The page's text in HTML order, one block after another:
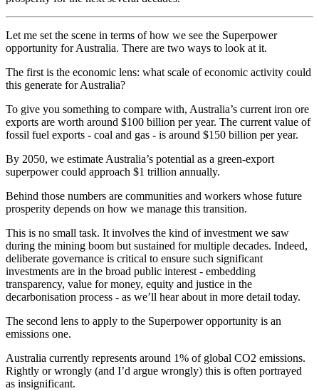
Let me set the scene in terms of how we see the Superpower
opportunity for Australia. There are two ways to look at it.​​​​‌ ‍ ​‍​‍‌‍ ‌ ​‍‌‍‍‌‌‍‌ ‌‍‍‌‌‍ ‍​‍​‍​ ‍‍​‍​‍‌ ​ ‌‍​‌‌‍ ‍‌‍‍‌‌ ‌​‌ ‍‌​‍ ‍‌‍‍‌‌‍ ​‍​‍​‍ ​​‍​‍‌‍‍​‌ ​‍‌‍‌‌‌‍‌‍​‍​‍​ ‍‍​‍​‍‌‍‍​‌ ‌​‌ ‌​‌ ​​​ ‍‍​‍ ​‍ ‌‍ ​‌‍ ‌‍​ ‌‍​‌‌‍ ​‌‍‍​‌‍ ‌ ​ ‌ ‌​​ ‍‍​ ​ ​ ​ ​ ​ ​ ​ ​‍ ‌‍‍‌‌‍ ‍‌ ‌​‌‍‌‌‌‍ ‍‌ ‌​​‍ ‌‍‌‌‌‍‌​‌‍‍‌‌ ‌​​‍ ‌‍ ‌‌‍ ‌‍‌​‌‍‌‌​ ‌‌ ​​‌ ​‍‌‍‌‌‌ ​ ‌‍‌‌‌‍ ‍‌ ‌​‌‍​‌‌ ‌​‌‍‍‌‌‍ ‌‍ ‍​ ‍ ‌‍‍‌‌‍‌​​ ‌‌‍‌‌​ ‌‌‌‍‌‍‌‍‌​‌‍​‍‌‍​‌​ ‌‌​ ‍‌​‍ ‌​ ​‍‌‍​‍​ ​​​ ​​​‍ ‌​ ‌​‌‍‌‍​ ‌‍‌‍‌​​‍ ‌‌‍​‌‌‍​‍‌‍​ ​ ​‍​‍ ‌​ ​‍‌‍‌​​ ​‌‌‍​‌​ ​‍​ ​‌​ ​​​ ‌ ​ ‌‍‌‍‌‍‌‍​‌​ ​‍​ ‍ ‌ ‌​‌ ‍‌‌ ​​‌‍‌‌​ ‌‌‍ ‍‌‍‌‌‌ ‌ ‌ ​ ​ ‍ ‌ ​​‌‍​‌‌ ‌​‌‍‍​​ ‌‌‍​ ‌‍ ‌‍ ‍‌ ‌​‌‍‌‌‌‍ ‍‌ ‌​​‍‌‌​ ‌‌‌​​‍‌‌ ‌‍‍ ‌‍‌‌‌ ‍‌​‍‌‌​ ​ ‌​‌​​‍‌‌​ ​ ‌​‌​​‍‌‌​ ​‍​ ​‍​ ​‍​ ‍‌​ ‍‌​ ‌‍​ ‌​‌‍​ ​ ‌​​ ‌‌​ ‍‌​ ‌‌​ ​‍​ ‌‍​‍‌‌​ ​‍​ ​‍​‍‌‌​ ‌‌‌​‌​​‍ ‍‌‍​ ‌‍‍​‌‍‍‌‌‍ ​‌‍‌​‌ ​‍‌‍‌‌‌‍ ‍​‍‌‌​ ‌‌‌​​‍‌‌ ‌‍‍ ‌‍‌‌‌ ‍‌​‍‌‌​ ​ ‌​‌​​‍‌‌​ ​ ‌​‌​​‍‌‌​ ​‍​ ​‍‌‍​‌​ ‍‌​ ‍​​ ‌‌​ ‍​​ ‌‌‌‍‌‍​ ‌ ‌‍‌‌‌‍‌​​ ‌‍​ ‌​​‍‌‌​ ​‍​ ​‍​‍‌‌​ ‌‌‌​‌​​‍ ‍‌ ‌​‌‍‌‌‌ ‍​‌ ‌​​ ‌‍​‍‌‍​‌‌ ​ ‌‍‌‌‌‌‌‌‌ ​‍‌‍ ​​ ‌‌‍‍​‌ ‌​‌ ‌​‌ ​​​‍‌‌​ ​ ‌​​‌​‍‌‌​ ​‍‌​‌‍​‍‌‌​ ​‍‌​‌‍‌‍ ​‌‍ ‌‍​ ‌‍​‌‌‍ ​‌‍‍​‌‍ ‌ ​ ‌ ‌​​‍‌‌​ ​ ‌​​‌​ ​ ​ ​ ​ ​ ​ ​ ​‍‌‍‌‍‍‌‌‍‌​​ ‌‌‍‌‌​ ‌‌‌‍‌‍‌‍‌​‌‍​‍‌‍​‌​ ‌‌​ ‍‌​‍ ‌​ ​‍‌‍​‍​ ​​​ ​​​‍ ‌​ ‌​‌‍‌‍​ ‌‍‌‍‌​​‍ ‌‌‍​‌‌‍​‍‌‍​ ​ ​‍​‍ ‌​ ​‍‌‍‌​​ ​‌‌‍​‌​ ​‍​ ​‌​ ​​​ ‌ ​ ‌‍‌‍‌‍‌‍​‌​ ​‍​‍‌‍‌ ‌​‌ ‍‌‌ ​​‌‍‌‌​ ‌‌‍ ‍‌‍‌‌‌ ‌ ‌ ​ ​‍‌‍‌ ​​‌‍​‌‌ ‌​‌‍‍​​ ‌‌‍​ ‌‍ ‌‍ ‍‌ ‌​‌‍‌‌‌‍ ‍‌ ‌​​‍‌‌​ ‌‌‌​​‍‌‌ ‌‍‍ ‌‍‌‌‌ ‍‌​‍‌‌​ ​ ‌​‌​​‍‌‌​ ​ ‌​‌​​‍‌‌​ ​‍​ ​‍​ ​‍​ ‍‌​ ‍‌​ ‌‍​ ‌​‌‍​ ​ ‌​​ ‌‌​ ‍‌​ ‌‌​ ​‍​ ‌‍​‍‌‌​ ​‍​ ​‍​‍‌‌​ ‌‌‌​‌​​‍ ‍‌‍​ ‌‍‍​‌‍‍‌‌‍ ​‌‍‌​‌ ​‍‌‍‌‌‌‍ ‍​‍‌‌​ ‌‌‌​​‍‌‌ ‌‍‍ ‌‍‌‌‌ ‍‌​‍‌‌​ ​ ‌​‌​​‍‌‌​ ​ ‌​‌​​‍‌‌​ ​‍​ ​‍‌‍​‌​ ‍‌​ ‍​​ ‌‌​ ‍​​ ‌‌‌‍‌‍​ ‌ ‌‍‌‌‌‍‌​​ ‌‍​ ‌​​‍‌‌​ ​‍​ ​‍​‍‌‌​ ‌‌‌​‌​​‍ ‍‌ ‌​‌‍‌‌‌ ‍​‌ ‌​​‍‌‍‌ ​​‌‍‌‌‌ ​‍‌ ​ ‌ ​​‌‍‌‌‌‍​ ‌ ‌​‌‍‍‌‌ ‌‍‌‍‌‌​ ‌‌ ​​‌ ‌‌‌‍​‍‌‍ ​‌‍‍‌‌ ​ ‌‍‍​‌‍‌‌‌‍‌​​‍​‍‌ ‌
The first is the economic lens: what scale of economic activity could
this generate for Australia?​​​​‌ ‍ ​‍​‍‌‍ ‌ ​‍‌‍‍‌‌‍‌ ‌‍‍‌‌‍ ‍​‍​‍​ ‍‍​‍​‍‌ ​ ‌‍​‌‌‍ ‍‌‍‍‌‌ ‌​‌ ‍‌​‍ ‍‌‍‍‌‌‍ ​‍​‍​‍ ​​‍​‍‌‍‍​‌ ​‍‌‍‌‌‌‍‌‍​‍​‍​ ‍‍​‍​‍‌‍‍​‌ ‌​‌ ‌​‌ ​​​ ‍‍​‍ ​‍ ‌‍ ​‌‍ ‌‍​ ‌‍​‌‌‍ ​‌‍‍​‌‍ ‌ ​ ‌ ‌​​ ‍‍​ ​ ​ ​ ​ ​ ​ ​ ​‍ ‌‍‍‌‌‍ ‍‌ ‌​‌‍‌‌‌‍ ‍‌ ‌​​‍ ‌‍‌‌‌‍‌​‌‍‍‌‌ ‌​​‍ ‌‍ ‌‌‍ ‌‍‌​‌‍‌‌​ ‌‌ ​​‌ ​‍‌‍‌‌‌ ​ ‌‍‌‌‌‍ ‍‌ ‌​‌‍​‌‌ ‌​‌‍‍‌‌‍ ‌‍ ‍​ ‍ ‌‍‍‌‌‍‌​​ ‌‌‍‌‌​ ‌‌‌‍‌‍‌‍‌​‌‍​‍‌‍​‌​ ‌‌​ ‍‌​‍ ‌​ ​‍‌‍​‍​ ​​​ ​​​‍ ‌​ ‌​‌‍‌‍​ ‌‍‌‍‌​​‍ ‌‌‍​‌‌‍​‍‌‍​ ​ ​‍​‍ ‌​ ​‍‌‍‌​​ ​‌‌‍​‌​ ​‍​ ​‌​ ​​​ ‌ ​ ‌‍‌‍‌‍‌‍​‌​ ​‍​ ‍ ‌ ‌​‌ ‍‌‌ ​​‌‍‌‌​ ‌‌‍ ‍‌‍‌‌‌ ‌ ‌ ​ ​ ‍ ‌ ​​‌‍​‌‌ ‌​‌‍‍​​ ‌‌‍​ ‌‍ ‌‍ ‍‌ ‌​‌‍‌‌‌‍ ‍‌ ‌​​‍‌‌​ ‌‌‌​​‍‌‌ ‌‍‍ ‌‍‌‌‌ ‍‌​‍‌‌​ ​ ‌​‌​​‍‌‌​ ​ ‌​‌​​‍‌‌​ ​‍​ ​‍​ ​‍​ ​​​ ‌​​ ​​‌‍​‍‌‍​ ​ ​ ​ ‌‌​ ‌‌‌‍​‍‌‍​‍‌‍‌‌​‍‌‌​ ​‍​ ​‍​‍‌‌​ ‌‌‌​‌​​‍ ‍‌‍​ ‌‍‍​‌‍‍‌‌‍ ​‌‍‌​‌ ​‍‌‍‌‌‌‍ ‍​‍‌‌​ ‌‌‌​​‍‌‌ ‌‍‍ ‌‍‌‌‌ ‍‌​‍‌‌​ ​ ‌​‌​​‍‌‌​ ​ ‌​‌​​‍‌‌​ ​‍​ ​‍‌‍​ ​ ​ ‌‍​ ​ ‌‍​ ‌‌‌‍​ ​ ‍‌‌‍​‌​ ‌‌​ ‌ ​ ​ ‌‍​‌​‍‌‌​ ​‍​ ​‍​‍‌‌​ ‌‌‌​‌​​‍ ‍‌ ‌​‌‍‌‌‌ ‍​‌ ‌​​ ‌‍​‍‌‍​‌‌ ​ ‌‍‌‌‌‌‌‌‌ ​‍‌‍ ​​ ‌‌‍‍​‌ ‌​‌ ‌​‌ ​​​‍‌‌​ ​ ‌​​‌​‍‌‌​ ​‍‌​‌‍​‍‌‌​ ​‍‌​‌‍‌‍ ​‌‍ ‌‍​ ‌‍​‌‌‍ ​‌‍‍​‌‍ ‌ ​ ‌ ‌​​‍‌‌​ ​ ‌​​‌​ ​ ​ ​ ​ ​ ​ ​ ​‍‌‍‌‍‍‌‌‍‌​​ ‌‌‍‌‌​ ‌‌‌‍‌‍‌‍‌​‌‍​‍‌‍​‌​ ‌‌​ ‍‌​‍ ‌​ ​‍‌‍​‍​ ​​​ ​​​‍ ‌​ ‌​‌‍‌‍​ ‌‍‌‍‌​​‍ ‌‌‍​‌‌‍​‍‌‍​ ​ ​‍​‍ ‌​ ​‍‌‍‌​​ ​‌‌‍​‌​ ​‍​ ​‌​ ​​​ ‌ ​ ‌‍‌‍‌‍‌‍​‌​ ​‍​‍‌‍‌ ‌​‌ ‍‌‌ ​​‌‍‌‌​ ‌‌‍ ‍‌‍‌‌‌ ‌ ‌ ​ ​‍‌‍‌ ​​‌‍​‌‌ ‌​‌‍‍​​ ‌‌‍​ ‌‍ ‌‍ ‍‌ ‌​‌‍‌‌‌‍ ‍‌ ‌​​‍‌‌​ ‌‌‌​​‍‌‌ ‌‍‍ ‌‍‌‌‌ ‍‌​‍‌‌​ ​ ‌​‌​​‍‌‌​ ​ ‌​‌​​‍‌‌​ ​‍​ ​‍​ ​‍​ ​​​ ‌​​ ​​‌‍​‍‌‍​ ​ ​ ​ ‌‌​ ‌‌‌‍​‍‌‍​‍‌‍‌‌​‍‌‌​ ​‍​ ​‍​‍‌‌​ ‌‌‌​‌​​‍ ‍‌‍​ ‌‍‍​‌‍‍‌‌‍ ​‌‍‌​‌ ​‍‌‍‌‌‌‍ ‍​‍‌‌​ ‌‌‌​​‍‌‌ ‌‍‍ ‌‍‌‌‌ ‍‌​‍‌‌​ ​ ‌​‌​​‍‌‌​ ​ ‌​‌​​‍‌‌​ ​‍​ ​‍‌‍​ ​ ​ ‌‍​ ​ ‌‍​ ‌‌‌‍​ ​ ‍‌‌‍​‌​ ‌‌​ ‌ ​ ​ ‌‍​‌​‍‌‌​ ​‍​ ​‍​‍‌‌​ ‌‌‌​‌​​‍ ‍‌ ‌​‌‍‌‌‌ ‍​‌ ‌​​‍‌‍‌ ​​‌‍‌‌‌ ​‍‌ ​ ‌ ​​‌‍‌‌‌‍​ ‌ ‌​‌‍‍‌‌ ‌‍‌‍‌‌​ ‌‌ ​​‌ ‌‌‌‍​‍‌‍ ​‌‍‍‌‌ ​ ‌‍‍​‌‍‌‌‌‍‌​​‍​‍‌ ‌
To give you something to compare with, Australia’s current iron ore
exports are worth around $100 billion per year. The current value of
fossil fuel exports - coal and gas - is around $150 billion per year.​​​​‌ ‍ ​‍​‍‌‍ ‌ ​‍‌‍‍‌‌‍‌ ‌‍‍‌‌‍ ‍​‍​‍​ ‍‍​‍​‍‌ ​ ‌‍​‌‌‍ ‍‌‍‍‌‌ ‌​‌ ‍‌​‍ ‍‌‍‍‌‌‍ ​‍​‍​‍ ​​‍​‍‌‍‍​‌ ​‍‌‍‌‌‌‍‌‍​‍​‍​ ‍‍​‍​‍‌‍‍​‌ ‌​‌ ‌​‌ ​​​ ‍‍​‍ ​‍ ‌‍ ​‌‍ ‌‍​ ‌‍​‌‌‍ ​‌‍‍​‌‍ ‌ ​ ‌ ‌​​ ‍‍​ ​ ​ ​ ​ ​ ​ ​ ​‍ ‌‍‍‌‌‍ ‍‌ ‌​‌‍‌‌‌‍ ‍‌ ‌​​‍ ‌‍‌‌‌‍‌​‌‍‍‌‌ ‌​​‍ ‌‍ ‌‌‍ ‌‍‌​‌‍‌‌​ ‌‌ ​​‌ ​‍‌‍‌‌‌ ​ ‌‍‌‌‌‍ ‍‌ ‌​‌‍​‌‌ ‌​‌‍‍‌‌‍ ‌‍ ‍​ ‍ ‌‍‍‌‌‍‌​​ ‌‌‍‌‌​ ‌‌‌‍‌‍‌‍‌​‌‍​‍‌‍​‌​ ‌‌​ ‍‌​‍ ‌​ ​‍‌‍​‍​ ​​​ ​​​‍ ‌​ ‌​‌‍‌‍​ ‌‍‌‍‌​​‍ ‌‌‍​‌‌‍​‍‌‍​ ​ ​‍​‍ ‌​ ​‍‌‍‌​​ ​‌‌‍​‌​ ​‍​ ​‌​ ​​​ ‌ ​ ‌‍‌‍‌‍‌‍​‌​ ​‍​ ‍ ‌ ‌​‌ ‍‌‌ ​​‌‍‌‌​ ‌‌‍ ‍‌‍‌‌‌ ‌ ‌ ​ ​ ‍ ‌ ​​‌‍​‌‌ ‌​‌‍‍​​ ‌‌‍​ ‌‍ ‌‍ ‍‌ ‌​‌‍‌‌‌‍ ‍‌ ‌​​‍‌‌​ ‌‌‌​​‍‌‌ ‌‍‍ ‌‍‌‌‌ ‍‌​‍‌‌​ ​ ‌​‌​​‍‌‌​ ​ ‌​‌​​‍‌‌​ ​‍​ ​‍​ ​​​ ‍‌‌‍‌‍​ ​‌‌‍‌‍​ ‌ ​ ​ ​ ‌ ​ ​​‌‍‌​​ ‌‌​ ​​​‍‌‌​ ​‍​ ​‍​‍‌‌​ ‌‌‌​‌​​‍ ‍‌‍​ ‌‍‍​‌‍‍‌‌‍ ​‌‍‌​‌ ​‍‌‍‌‌‌‍ ‍​‍‌‌​ ‌‌‌​​‍‌‌ ‌‍‍ ‌‍‌‌‌ ‍‌​‍‌‌​ ​ ‌​‌​​‍‌‌​ ​ ‌​‌​​‍‌‌​ ​‍​ ​‍‌‍‌​​ ‌​​ ‍‌​ ​​‌‍‌‍‌‍​ ​ ‌ ‌‍​ ‌‍‌​‌‍‌‍‌‍‌‌‌‍‌‍​‍‌‌​ ​‍​ ​‍​‍‌‌​ ‌‌‌​‌​​‍ ‍‌ ‌​‌‍‌‌‌ ‍​‌ ‌​​ ‌‍​‍‌‍​‌‌ ​ ‌‍‌‌‌‌‌‌‌ ​‍‌‍ ​​ ‌‌‍‍​‌ ‌​‌ ‌​‌ ​​​‍‌‌​ ​ ‌​​‌​‍‌‌​ ​‍‌​‌‍​‍‌‌​ ​‍‌​‌‍‌‍ ​‌‍ ‌‍​ ‌‍​‌‌‍ ​‌‍‍​‌‍ ‌ ​ ‌ ‌​​‍‌‌​ ​ ‌​​‌​ ​ ​ ​ ​ ​ ​ ​ ​‍‌‍‌‍‍‌‌‍‌​​ ‌‌‍‌‌​ ‌‌‌‍‌‍‌‍‌​‌‍​‍‌‍​‌​ ‌‌​ ‍‌​‍ ‌​ ​‍‌‍​‍​ ​​​ ​​​‍ ‌​ ‌​‌‍‌‍​ ‌‍‌‍‌​​‍ ‌‌‍​‌‌‍​‍‌‍​ ​ ​‍​‍ ‌​ ​‍‌‍‌​​ ​‌‌‍​‌​ ​‍​ ​‌​ ​​​ ‌ ​ ‌‍‌‍‌‍‌‍​‌​ ​‍​‍‌‍‌ ‌​‌ ‍‌‌ ​​‌‍‌‌​ ‌‌‍ ‍‌‍‌‌‌ ‌ ‌ ​ ​‍‌‍‌ ​​‌‍​‌‌ ‌​‌‍‍​​ ‌‌‍​ ‌‍ ‌‍ ‍‌ ‌​‌‍‌‌‌‍ ‍‌ ‌​​‍‌‌​ ‌‌‌​​‍‌‌ ‌‍‍ ‌‍‌‌‌ ‍‌​‍‌‌​ ​ ‌​‌​​‍‌‌​ ​ ‌​‌​​‍‌‌​ ​‍​ ​‍​ ​​​ ‍‌‌‍‌‍​ ​‌‌‍‌‍​ ‌ ​ ​ ​ ‌ ​ ​​‌‍‌​​ ‌‌​ ​​​‍‌‌​ ​‍​ ​‍​‍‌‌​ ‌‌‌​‌​​‍ ‍‌‍​ ‌‍‍​‌‍‍‌‌‍ ​‌‍‌​‌ ​‍‌‍‌‌‌‍ ‍​‍‌‌​ ‌‌‌​​‍‌‌ ‌‍‍ ‌‍‌‌‌ ‍‌​‍‌‌​ ​ ‌​‌​​‍‌‌​ ​ ‌​‌​​‍‌‌​ ​‍​ ​‍‌‍‌​​ ‌​​ ‍‌​ ​​‌‍‌‍‌‍​ ​ ‌ ‌‍​ ‌‍‌​‌‍‌‍‌‍‌‌‌‍‌‍​‍‌‌​ ​‍​ ​‍​‍‌‌​ ‌‌‌​‌​​‍ ‍‌ ‌​‌‍‌‌‌ ‍​‌ ‌​​‍‌‍‌ ​​‌‍‌‌‌ ​‍‌ ​ ‌ ​​‌‍‌‌‌‍​ ‌ ‌​‌‍‍‌‌ ‌‍‌‍‌‌​ ‌‌ ​​‌ ‌‌‌‍​‍‌‍ ​‌‍‍‌‌ ​ ‌‍‍​‌‍‌‌‌‍‌​​‍​‍‌ ‌
By 2050, we estimate Australia’s potential as a green-export
superpower could approach $1 trillion annually.​​​​‌ ‍ ​‍​‍‌‍ ‌ ​‍‌‍‍‌‌‍‌ ‌‍‍‌‌‍ ‍​‍​‍​ ‍‍​‍​‍‌ ​ ‌‍​‌‌‍ ‍‌‍‍‌‌ ‌​‌ ‍‌​‍ ‍‌‍‍‌‌‍ ​‍​‍​‍ ​​‍​‍‌‍‍​‌ ​‍‌‍‌‌‌‍‌‍​‍​‍​ ‍‍​‍​‍‌‍‍​‌ ‌​‌ ‌​‌ ​​​ ‍‍​‍ ​‍ ‌‍ ​‌‍ ‌‍​ ‌‍​‌‌‍ ​‌‍‍​‌‍ ‌ ​ ‌ ‌​​ ‍‍​ ​ ​ ​ ​ ​ ​ ​ ​‍ ‌‍‍‌‌‍ ‍‌ ‌​‌‍‌‌‌‍ ‍‌ ‌​​‍ ‌‍‌‌‌‍‌​‌‍‍‌‌ ‌​​‍ ‌‍ ‌‌‍ ‌‍‌​‌‍‌‌​ ‌‌ ​​‌ ​‍‌‍‌‌‌ ​ ‌‍‌‌‌‍ ‍‌ ‌​‌‍​‌‌ ‌​‌‍‍‌‌‍ ‌‍ ‍​ ‍ ‌‍‍‌‌‍‌​​ ‌‌‍‌‌​ ‌‌‌‍‌‍‌‍‌​‌‍​‍‌‍​‌​ ‌‌​ ‍‌​‍ ‌​ ​‍‌‍​‍​ ​​​ ​​​‍ ‌​ ‌​‌‍‌‍​ ‌‍‌‍‌​​‍ ‌‌‍​‌‌‍​‍‌‍​ ​ ​‍​‍ ‌​ ​‍‌‍‌​​ ​‌‌‍​‌​ ​‍​ ​‌​ ​​​ ‌ ​ ‌‍‌‍‌‍‌‍​‌​ ​‍​ ‍ ‌ ‌​‌ ‍‌‌ ​​‌‍‌‌​ ‌‌‍ ‍‌‍‌‌‌ ‌ ‌ ​ ​ ‍ ‌ ​​‌‍​‌‌ ‌​‌‍‍​​ ‌‌‍​ ‌‍ ‌‍ ‍‌ ‌​‌‍‌‌‌‍ ‍‌ ‌​​‍‌‌​ ‌‌‌​​‍‌‌ ‌‍‍ ‌‍‌‌‌ ‍‌​‍‌‌​ ​ ‌​‌​​‍‌‌​ ​ ‌​‌​​‍‌‌​ ​‍​ ​‍‌‍‌‌​ ‍‌‌‍​‍‌‍​‌​ ‌ ​ ‍​‌‍​‌​ ‍​​ ‌‌‌‍‌‌‌‍‌‌​ ‌ ​‍‌‌​ ​‍​ ​‍​‍‌‌​ ‌‌‌​‌​​‍ ‍‌‍​ ‌‍‍​‌‍‍‌‌‍ ​‌‍‌​‌ ​‍‌‍‌‌‌‍ ‍​‍‌‌​ ‌‌‌​​‍‌‌ ‌‍‍ ‌‍‌‌‌ ‍‌​‍‌‌​ ​ ‌​‌​​‍‌‌​ ​ ‌​‌​​‍‌‌​ ​‍​ ​‍​ ​‌​ ‌​​ ​​​ ‌​​ ‌ ​ ​​​ ‌​​ ‌‍‌‍​‌​ ‍‌‌‍‌​​ ​‍​‍‌‌​ ​‍​ ​‍​‍‌‌​ ‌‌‌​‌​​‍ ‍‌ ‌​‌‍‌‌‌ ‍​‌ ‌​​ ‌‍​‍‌‍​‌‌ ​ ‌‍‌‌‌‌‌‌‌ ​‍‌‍ ​​ ‌‌‍‍​‌ ‌​‌ ‌​‌ ​​​‍‌‌​ ​ ‌​​‌​‍‌‌​ ​‍‌​‌‍​‍‌‌​ ​‍‌​‌‍‌‍ ​‌‍ ‌‍​ ‌‍​‌‌‍ ​‌‍‍​‌‍ ‌ ​ ‌ ‌​​‍‌‌​ ​ ‌​​‌​ ​ ​ ​ ​ ​ ​ ​ ​‍‌‍‌‍‍‌‌‍‌​​ ‌‌‍‌‌​ ‌‌‌‍‌‍‌‍‌​‌‍​‍‌‍​‌​ ‌‌​ ‍‌​‍ ‌​ ​‍‌‍​‍​ ​​​ ​​​‍ ‌​ ‌​‌‍‌‍​ ‌‍‌‍‌​​‍ ‌‌‍​‌‌‍​‍‌‍​ ​ ​‍​‍ ‌​ ​‍‌‍‌​​ ​‌‌‍​‌​ ​‍​ ​‌​ ​​​ ‌ ​ ‌‍‌‍‌‍‌‍​‌​ ​‍​‍‌‍‌ ‌​‌ ‍‌‌ ​​‌‍‌‌​ ‌‌‍ ‍‌‍‌‌‌ ‌ ‌ ​ ​‍‌‍‌ ​​‌‍​‌‌ ‌​‌‍‍​​ ‌‌‍​ ‌‍ ‌‍ ‍‌ ‌​‌‍‌‌‌‍ ‍‌ ‌​​‍‌‌​ ‌‌‌​​‍‌‌ ‌‍‍ ‌‍‌‌‌ ‍‌​‍‌‌​ ​ ‌​‌​​‍‌‌​ ​ ‌​‌​​‍‌‌​ ​‍​ ​‍‌‍‌‌​ ‍‌‌‍​‍‌‍​‌​ ‌ ​ ‍​‌‍​‌​ ‍​​ ‌‌‌‍‌‌‌‍‌‌​ ‌ ​‍‌‌​ ​‍​ ​‍​‍‌‌​ ‌‌‌​‌​​‍ ‍‌‍​ ‌‍‍​‌‍‍‌‌‍ ​‌‍‌​‌ ​‍‌‍‌‌‌‍ ‍​‍‌‌​ ‌‌‌​​‍‌‌ ‌‍‍ ‌‍‌‌‌ ‍‌​‍‌‌​ ​ ‌​‌​​‍‌‌​ ​ ‌​‌​​‍‌‌​ ​‍​ ​‍​ ​‌​ ‌​​ ​​​ ‌​​ ‌ ​ ​​​ ‌​​ ‌‍‌‍​‌​ ‍‌‌‍‌​​ ​‍​‍‌‌​ ​‍​ ​‍​‍‌‌​ ‌‌‌​‌​​‍ ‍‌ ‌​‌‍‌‌‌ ‍​‌ ‌​​‍‌‍‌ ​​‌‍‌‌‌ ​‍‌ ​ ‌ ​​‌‍‌‌‌‍​ ‌ ‌​‌‍‍‌‌ ‌‍‌‍‌‌​ ‌‌ ​​‌ ‌‌‌‍​‍‌‍ ​‌‍‍‌‌ ​ ‌‍‍​‌‍‌‌‌‍‌​​‍​‍‌ ‌
Behind those numbers are communities and workers whose future
prosperity depends on how we manage this transition.​​​​‌ ‍ ​‍​‍‌‍ ‌ ​‍‌‍‍‌‌‍‌ ‌‍‍‌‌‍ ‍​‍​‍​ ‍‍​‍​‍‌ ​ ‌‍​‌‌‍ ‍‌‍‍‌‌ ‌​‌ ‍‌​‍ ‍‌‍‍‌‌‍ ​‍​‍​‍ ​​‍​‍‌‍‍​‌ ​‍‌‍‌‌‌‍‌‍​‍​‍​ ‍‍​‍​‍‌‍‍​‌ ‌​‌ ‌​‌ ​​​ ‍‍​‍ ​‍ ‌‍ ​‌‍ ‌‍​ ‌‍​‌‌‍ ​‌‍‍​‌‍ ‌ ​ ‌ ‌​​ ‍‍​ ​ ​ ​ ​ ​ ​ ​ ​‍ ‌‍‍‌‌‍ ‍‌ ‌​‌‍‌‌‌‍ ‍‌ ‌​​‍ ‌‍‌‌‌‍‌​‌‍‍‌‌ ‌​​‍ ‌‍ ‌‌‍ ‌‍‌​‌‍‌‌​ ‌‌ ​​‌ ​‍‌‍‌‌‌ ​ ‌‍‌‌‌‍ ‍‌ ‌​‌‍​‌‌ ‌​‌‍‍‌‌‍ ‌‍ ‍​ ‍ ‌‍‍‌‌‍‌​​ ‌‌‍‌‌​ ‌‌‌‍‌‍‌‍‌​‌‍​‍‌‍​‌​ ‌‌​ ‍‌​‍ ‌​ ​‍‌‍​‍​ ​​​ ​​​‍ ‌​ ‌​‌‍‌‍​ ‌‍‌‍‌​​‍ ‌‌‍​‌‌‍​‍‌‍​ ​ ​‍​‍ ‌​ ​‍‌‍‌​​ ​‌‌‍​‌​ ​‍​ ​‌​ ​​​ ‌ ​ ‌‍‌‍‌‍‌‍​‌​ ​‍​ ‍ ‌ ‌​‌ ‍‌‌ ​​‌‍‌‌​ ‌‌‍ ‍‌‍‌‌‌ ‌ ‌ ​ ​ ‍ ‌ ​​‌‍​‌‌ ‌​‌‍‍​​ ‌‌‍​ ‌‍ ‌‍ ‍‌ ‌​‌‍‌‌‌‍ ‍‌ ‌​​‍‌‌​ ‌‌‌​​‍‌‌ ‌‍‍ ‌‍‌‌‌ ‍‌​‍‌‌​ ​ ‌​‌​​‍‌‌​ ​ ‌​‌​​‍‌‌​ ​‍​ ​‍‌‍​‌​ ‌ ​ ​​​ ​‌​ ​ ‌‍​ ​ ‍​​ ​​‌‍‌‍​ ‌‍‌‍​‍​ ‍​​‍‌‌​ ​‍​ ​‍​‍‌‌​ ‌‌‌​‌​​‍ ‍‌‍​ ‌‍‍​‌‍‍‌‌‍ ​‌‍‌​‌ ​‍‌‍‌‌‌‍ ‍​‍‌‌​ ‌‌‌​​‍‌‌ ‌‍‍ ‌‍‌‌‌ ‍‌​‍‌‌​ ​ ‌​‌​​‍‌‌​ ​ ‌​‌​​‍‌‌​ ​‍​ ​‍​ ‍‌​ ‌​​ ‌​‌‍‌‌​ ‍‌​ ‍​​ ​ ​ ‌ ‌‍‌‍‌‍‌‌​ ‌‌‌‍‌‍​‍‌‌​ ​‍​ ​‍​‍‌‌​ ‌‌‌​‌​​‍ ‍‌ ‌​‌‍‌‌‌ ‍​‌ ‌​​ ‌‍​‍‌‍​‌‌ ​ ‌‍‌‌‌‌‌‌‌ ​‍‌‍ ​​ ‌‌‍‍​‌ ‌​‌ ‌​‌ ​​​‍‌‌​ ​ ‌​​‌​‍‌‌​ ​‍‌​‌‍​‍‌‌​ ​‍‌​‌‍‌‍ ​‌‍ ‌‍​ ‌‍​‌‌‍ ​‌‍‍​‌‍ ‌ ​ ‌ ‌​​‍‌‌​ ​ ‌​​‌​ ​ ​ ​ ​ ​ ​ ​ ​‍‌‍‌‍‍‌‌‍‌​​ ‌‌‍‌‌​ ‌‌‌‍‌‍‌‍‌​‌‍​‍‌‍​‌​ ‌‌​ ‍‌​‍ ‌​ ​‍‌‍​‍​ ​​​ ​​​‍ ‌​ ‌​‌‍‌‍​ ‌‍‌‍‌​​‍ ‌‌‍​‌‌‍​‍‌‍​ ​ ​‍​‍ ‌​ ​‍‌‍‌​​ ​‌‌‍​‌​ ​‍​ ​‌​ ​​​ ‌ ​ ‌‍‌‍‌‍‌‍​‌​ ​‍​‍‌‍‌ ‌​‌ ‍‌‌ ​​‌‍‌‌​ ‌‌‍ ‍‌‍‌‌‌ ‌ ‌ ​ ​‍‌‍‌ ​​‌‍​‌‌ ‌​‌‍‍​​ ‌‌‍​ ‌‍ ‌‍ ‍‌ ‌​‌‍‌‌‌‍ ‍‌ ‌​​‍‌‌​ ‌‌‌​​‍‌‌ ‌‍‍ ‌‍‌‌‌ ‍‌​‍‌‌​ ​ ‌​‌​​‍‌‌​ ​ ‌​‌​​‍‌‌​ ​‍​ ​‍‌‍​‌​ ‌ ​ ​​​ ​‌​ ​ ‌‍​ ​ ‍​​ ​​‌‍‌‍​ ‌‍‌‍​‍​ ‍​​‍‌‌​ ​‍​ ​‍​‍‌‌​ ‌‌‌​‌​​‍ ‍‌‍​ ‌‍‍​‌‍‍‌‌‍ ​‌‍‌​‌ ​‍‌‍‌‌‌‍ ‍​‍‌‌​ ‌‌‌​​‍‌‌ ‌‍‍ ‌‍‌‌‌ ‍‌​‍‌‌​ ​ ‌​‌​​‍‌‌​ ​ ‌​‌​​‍‌‌​ ​‍​ ​‍​ ‍‌​ ‌​​ ‌​‌‍‌‌​ ‍‌​ ‍​​ ​ ​ ‌ ‌‍‌‍‌‍‌‌​ ‌‌‌‍‌‍​‍‌‌​ ​‍​ ​‍​‍‌‌​ ‌‌‌​‌​​‍ ‍‌ ‌​‌‍‌‌‌ ‍​‌ ‌​​‍‌‍‌ ​​‌‍‌‌‌ ​‍‌ ​ ‌ ​​‌‍‌‌‌‍​ ‌ ‌​‌‍‍‌‌ ‌‍‌‍‌‌​ ‌‌ ​​‌ ‌‌‌‍​‍‌‍ ​‌‍‍‌‌ ​ ‌‍‍​‌‍‌‌‌‍‌​​‍​‍‌ ‌
This is no small task. It involves the kind of investment we saw
during the mining boom but sustained for multiple decades. Indeed,
deliberate governance is critical to ensure such significant
investments are in the broad public interest - embedding
transparency, value for money, equity and justice in the
decarbonisation process - as we’ll hear about in more detail today.​​​​‌ ‍ ​‍​‍‌‍ ‌ ​‍‌‍‍‌‌‍‌ ‌‍‍‌‌‍ ‍​‍​‍​ ‍‍​‍​‍‌ ​ ‌‍​‌‌‍ ‍‌‍‍‌‌ ‌​‌ ‍‌​‍ ‍‌‍‍‌‌‍ ​‍​‍​‍ ​​‍​‍‌‍‍​‌ ​‍‌‍‌‌‌‍‌‍​‍​‍​ ‍‍​‍​‍‌‍‍​‌ ‌​‌ ‌​‌ ​​​ ‍‍​‍ ​‍ ‌‍ ​‌‍ ‌‍​ ‌‍​‌‌‍ ​‌‍‍​‌‍ ‌ ​ ‌ ‌​​ ‍‍​ ​ ​ ​ ​ ​ ​ ​ ​‍ ‌‍‍‌‌‍ ‍‌ ‌​‌‍‌‌‌‍ ‍‌ ‌​​‍ ‌‍‌‌‌‍‌​‌‍‍‌‌ ‌​​‍ ‌‍ ‌‌‍ ‌‍‌​‌‍‌‌​ ‌‌ ​​‌ ​‍‌‍‌‌‌ ​ ‌‍‌‌‌‍ ‍‌ ‌​‌‍​‌‌ ‌​‌‍‍‌‌‍ ‌‍ ‍​ ‍ ‌‍‍‌‌‍‌​​ ‌‌‍‌‌​ ‌‌‌‍‌‍‌‍‌​‌‍​‍‌‍​‌​ ‌‌​ ‍‌​‍ ‌​ ​‍‌‍​‍​ ​​​ ​​​‍ ‌​ ‌​‌‍‌‍​ ‌‍‌‍‌​​‍ ‌‌‍​‌‌‍​‍‌‍​ ​ ​‍​‍ ‌​ ​‍‌‍‌​​ ​‌‌‍​‌​ ​‍​ ​‌​ ​​​ ‌ ​ ‌‍‌‍‌‍‌‍​‌​ ​‍​ ‍ ‌ ‌​‌ ‍‌‌ ​​‌‍‌‌​ ‌‌‍ ‍‌‍‌‌‌ ‌ ‌ ​ ​ ‍ ‌ ​​‌‍​‌‌ ‌​‌‍‍​​ ‌‌‍​ ‌‍ ‌‍ ‍‌ ‌​‌‍‌‌‌‍ ‍‌ ‌​​‍‌‌​ ‌‌‌​​‍‌‌ ‌‍‍ ‌‍‌‌‌ ‍‌​‍‌‌​ ​ ‌​‌​​‍‌‌​ ​ ‌​‌​​‍‌‌​ ​‍​ ​‍​ ‌ ​ ​‌​ ​ ‌‍‌‍​ ‌‍​ ​‌​ ‌​​ ‍​​ ‌‍‌‍‌‌​ ‌‌‌‍​‌​‍‌‌​ ​‍​ ​‍​‍‌‌​ ‌‌‌​‌​​‍ ‍‌‍​ ‌‍‍​‌‍‍‌‌‍ ​‌‍‌​‌ ​‍‌‍‌‌‌‍ ‍​‍‌‌​ ‌‌‌​​‍‌‌ ‌‍‍ ‌‍‌‌‌ ‍‌​‍‌‌​ ​ ‌​‌​​‍‌‌​ ​ ‌​‌​​‍‌‌​ ​‍​ ​‍‌‍‌‍​ ​ ‌‍​‌​ ​‍​ ‌‌​ ‌ ​ ‍​​ ​‍‌‍​ ‌‍​‌‌‍​‌‌‍‌‍​‍‌‌​ ​‍​ ​‍​‍‌‌​ ‌‌‌​‌​​‍ ‍‌ ‌​‌‍‌‌‌ ‍​‌ ‌​​ ‌‍​‍‌‍​‌‌ ​ ‌‍‌‌‌‌‌‌‌ ​‍‌‍ ​​ ‌‌‍‍​‌ ‌​‌ ‌​‌ ​​​‍‌‌​ ​ ‌​​‌​‍‌‌​ ​‍‌​‌‍​‍‌‌​ ​‍‌​‌‍‌‍ ​‌‍ ‌‍​ ‌‍​‌‌‍ ​‌‍‍​‌‍ ‌ ​ ‌ ‌​​‍‌‌​ ​ ‌​​‌​ ​ ​ ​ ​ ​ ​ ​ ​‍‌‍‌‍‍‌‌‍‌​​ ‌‌‍‌‌​ ‌‌‌‍‌‍‌‍‌​‌‍​‍‌‍​‌​ ‌‌​ ‍‌​‍ ‌​ ​‍‌‍​‍​ ​​​ ​​​‍ ‌​ ‌​‌‍‌‍​ ‌‍‌‍‌​​‍ ‌‌‍​‌‌‍​‍‌‍​ ​ ​‍​‍ ‌​ ​‍‌‍‌​​ ​‌‌‍​‌​ ​‍​ ​‌​ ​​​ ‌ ​ ‌‍‌‍‌‍‌‍​‌​ ​‍​‍‌‍‌ ‌​‌ ‍‌‌ ​​‌‍‌‌​ ‌‌‍ ‍‌‍‌‌‌ ‌ ‌ ​ ​‍‌‍‌ ​​‌‍​‌‌ ‌​‌‍‍​​ ‌‌‍​ ‌‍ ‌‍ ‍‌ ‌​‌‍‌‌‌‍ ‍‌ ‌​​‍‌‌​ ‌‌‌​​‍‌‌ ‌‍‍ ‌‍‌‌‌ ‍‌​‍‌‌​ ​ ‌​‌​​‍‌‌​ ​ ‌​‌​​‍‌‌​ ​‍​ ​‍​ ‌ ​ ​‌​ ​ ‌‍‌‍​ ‌‍​ ​‌​ ‌​​ ‍​​ ‌‍‌‍‌‌​ ‌‌‌‍​‌​‍‌‌​ ​‍​ ​‍​‍‌‌​ ‌‌‌​‌​​‍ ‍‌‍​ ‌‍‍​‌‍‍‌‌‍ ​‌‍‌​‌ ​‍‌‍‌‌‌‍ ‍​‍‌‌​ ‌‌‌​​‍‌‌ ‌‍‍ ‌‍‌‌‌ ‍‌​‍‌‌​ ​ ‌​‌​​‍‌‌​ ​ ‌​‌​​‍‌‌​ ​‍​ ​‍‌‍‌‍​ ​ ‌‍​‌​ ​‍​ ‌‌​ ‌ ​ ‍​​ ​‍‌‍​ ‌‍​‌‌‍​‌‌‍‌‍​‍‌‌​ ​‍​ ​‍​‍‌‌​ ‌‌‌​‌​​‍ ‍‌ ‌​‌‍‌‌‌ ‍​‌ ‌​​‍‌‍‌ ​​‌‍‌‌‌ ​‍‌ ​ ‌ ​​‌‍‌‌‌‍​ ‌ ‌​‌‍‍‌‌ ‌‍‌‍‌‌​ ‌‌ ​​‌ ‌‌‌‍​‍‌‍ ​‌‍‍‌‌ ​ ‌‍‍​‌‍‌‌‌‍‌​​‍​‍‌ ‌
The second lens to apply to the Superpower opportunity is an
emissions one.​​​​‌ ‍ ​‍​‍‌‍ ‌ ​‍‌‍‍‌‌‍‌ ‌‍‍‌‌‍ ‍​‍​‍​ ‍‍​‍​‍‌ ​ ‌‍​‌‌‍ ‍‌‍‍‌‌ ‌​‌ ‍‌​‍ ‍‌‍‍‌‌‍ ​‍​‍​‍ ​​‍​‍‌‍‍​‌ ​‍‌‍‌‌‌‍‌‍​‍​‍​ ‍‍​‍​‍‌‍‍​‌ ‌​‌ ‌​‌ ​​​ ‍‍​‍ ​‍ ‌‍ ​‌‍ ‌‍​ ‌‍​‌‌‍ ​‌‍‍​‌‍ ‌ ​ ‌ ‌​​ ‍‍​ ​ ​ ​ ​ ​ ​ ​ ​‍ ‌‍‍‌‌‍ ‍‌ ‌​‌‍‌‌‌‍ ‍‌ ‌​​‍ ‌‍‌‌‌‍‌​‌‍‍‌‌ ‌​​‍ ‌‍ ‌‌‍ ‌‍‌​‌‍‌‌​ ‌‌ ​​‌ ​‍‌‍‌‌‌ ​ ‌‍‌‌‌‍ ‍‌ ‌​‌‍​‌‌ ‌​‌‍‍‌‌‍ ‌‍ ‍​ ‍ ‌‍‍‌‌‍‌​​ ‌‌‍‌‌​ ‌‌‌‍‌‍‌‍‌​‌‍​‍‌‍​‌​ ‌‌​ ‍‌​‍ ‌​ ​‍‌‍​‍​ ​​​ ​​​‍ ‌​ ‌​‌‍‌‍​ ‌‍‌‍‌​​‍ ‌‌‍​‌‌‍​‍‌‍​ ​ ​‍​‍ ‌​ ​‍‌‍‌​​ ​‌‌‍​‌​ ​‍​ ​‌​ ​​​ ‌ ​ ‌‍‌‍‌‍‌‍​‌​ ​‍​ ‍ ‌ ‌​‌ ‍‌‌ ​​‌‍‌‌​ ‌‌‍ ‍‌‍‌‌‌ ‌ ‌ ​ ​ ‍ ‌ ​​‌‍​‌‌ ‌​‌‍‍​​ ‌‌‍​ ‌‍ ‌‍ ‍‌ ‌​‌‍‌‌‌‍ ‍‌ ‌​​‍‌‌​ ‌‌‌​​‍‌‌ ‌‍‍ ‌‍‌‌‌ ‍‌​‍‌‌​ ​ ‌​‌​​‍‌‌​ ​ ‌​‌​​‍‌‌​ ​‍​ ​‍​ ‌ ​ ​ ‌‍‌‍​ ​ ‌‍‌‌​ ​ ‌‍​‌‌‍​‍‌‍‌‍​ ​ ​ ‌‍​ ​ ​‍‌‌​ ​‍​ ​‍​‍‌‌​ ‌‌‌​‌​​‍ ‍‌‍​ ‌‍‍​‌‍‍‌‌‍ ​‌‍‌​‌ ​‍‌‍‌‌‌‍ ‍​‍‌‌​ ‌‌‌​​‍‌‌ ‌‍‍ ‌‍‌‌‌ ‍‌​‍‌‌​ ​ ‌​‌​​‍‌‌​ ​ ‌​‌​​‍‌‌​ ​‍​ ​‍​ ‌ ​ ​​‌‍​ ‌‍​‍‌‍​‌‌‍​ ​ ​‌‌‍‌‍​ ​‍‌‍‌‌‌‍‌‍​ ‌ ​‍‌‌​ ​‍​ ​‍​‍‌‌​ ‌‌‌​‌​​‍ ‍‌ ‌​‌‍‌‌‌ ‍​‌ ‌​​ ‌‍​‍‌‍​‌‌ ​ ‌‍‌‌‌‌‌‌‌ ​‍‌‍ ​​ ‌‌‍‍​‌ ‌​‌ ‌​‌ ​​​‍‌‌​ ​ ‌​​‌​‍‌‌​ ​‍‌​‌‍​‍‌‌​ ​‍‌​‌‍‌‍ ​‌‍ ‌‍​ ‌‍​‌‌‍ ​‌‍‍​‌‍ ‌ ​ ‌ ‌​​‍‌‌​ ​ ‌​​‌​ ​ ​ ​ ​ ​ ​ ​ ​‍‌‍‌‍‍‌‌‍‌​​ ‌‌‍‌‌​ ‌‌‌‍‌‍‌‍‌​‌‍​‍‌‍​‌​ ‌‌​ ‍‌​‍ ‌​ ​‍‌‍​‍​ ​​​ ​​​‍ ‌​ ‌​‌‍‌‍​ ‌‍‌‍‌​​‍ ‌‌‍​‌‌‍​‍‌‍​ ​ ​‍​‍ ‌​ ​‍‌‍‌​​ ​‌‌‍​‌​ ​‍​ ​‌​ ​​​ ‌ ​ ‌‍‌‍‌‍‌‍​‌​ ​‍​‍‌‍‌ ‌​‌ ‍‌‌ ​​‌‍‌‌​ ‌‌‍ ‍‌‍‌‌‌ ‌ ‌ ​ ​‍‌‍‌ ​​‌‍​‌‌ ‌​‌‍‍​​ ‌‌‍​ ‌‍ ‌‍ ‍‌ ‌​‌‍‌‌‌‍ ‍‌ ‌​​‍‌‌​ ‌‌‌​​‍‌‌ ‌‍‍ ‌‍‌‌‌ ‍‌​‍‌‌​ ​ ‌​‌​​‍‌‌​ ​ ‌​‌​​‍‌‌​ ​‍​ ​‍​ ‌ ​ ​ ‌‍‌‍​ ​ ‌‍‌‌​ ​ ‌‍​‌‌‍​‍‌‍‌‍​ ​ ​ ‌‍​ ​ ​‍‌‌​ ​‍​ ​‍​‍‌‌​ ‌‌‌​‌​​‍ ‍‌‍​ ‌‍‍​‌‍‍‌‌‍ ​‌‍‌​‌ ​‍‌‍‌‌‌‍ ‍​‍‌‌​ ‌‌‌​​‍‌‌ ‌‍‍ ‌‍‌‌‌ ‍‌​‍‌‌​ ​ ‌​‌​​‍‌‌​ ​ ‌​‌​​‍‌‌​ ​‍​ ​‍​ ‌ ​ ​​‌‍​ ‌‍​‍‌‍​‌‌‍​ ​ ​‌‌‍‌‍​ ​‍‌‍‌‌‌‍‌‍​ ‌ ​‍‌‌​ ​‍​ ​‍​‍‌‌​ ‌‌‌​‌​​‍ ‍‌ ‌​‌‍‌‌‌ ‍​‌ ‌​​‍‌‍‌ ​​‌‍‌‌‌ ​‍‌ ​ ‌ ​​‌‍‌‌‌‍​ ‌ ‌​‌‍‍‌‌ ‌‍‌‍‌‌​ ‌‌ ​​‌ ‌‌‌‍​‍‌‍ ​‌‍‍‌‌ ​ ‌‍‍​‌‍‌‌‌‍‌​​‍​‍‌ ‌
Australia currently represents around 1% of global CO2 emissions.
Rightly or wrongly (and I’d argue wrongly) this is often portrayed
as insignificant.​​​​‌ ‍ ​‍​‍‌‍ ‌ ​‍‌‍‍‌‌‍‌ ‌‍‍‌‌‍ ‍​‍​‍​ ‍‍​‍​‍‌ ​ ‌‍​‌‌‍ ‍‌‍‍‌‌ ‌​‌ ‍‌​‍ ‍‌‍‍‌‌‍ ​‍​‍​‍ ​​‍​‍‌‍‍​‌ ​‍‌‍‌‌‌‍‌‍​‍​‍​ ‍‍​‍​‍‌‍‍​‌ ‌​‌ ‌​‌ ​​​ ‍‍​‍ ​‍ ‌‍ ​‌‍ ‌‍​ ‌‍​‌‌‍ ​‌‍‍​‌‍ ‌ ​ ‌ ‌​​ ‍‍​ ​ ​ ​ ​ ​ ​ ​ ​‍ ‌‍‍‌‌‍ ‍‌ ‌​‌‍‌‌‌‍ ‍‌ ‌​​‍ ‌‍‌‌‌‍‌​‌‍‍‌‌ ‌​​‍ ‌‍ ‌‌‍ ‌‍‌​‌‍‌‌​ ‌‌ ​​‌ ​‍‌‍‌‌‌ ​ ‌‍‌‌‌‍ ‍‌ ‌​‌‍​‌‌ ‌​‌‍‍‌‌‍ ‌‍ ‍​ ‍ ‌‍‍‌‌‍‌​​ ‌‌‍‌‌​ ‌‌‌‍‌‍‌‍‌​‌‍​‍‌‍​‌​ ‌‌​ ‍‌​‍ ‌​ ​‍‌‍​‍​ ​​​ ​​​‍ ‌​ ‌​‌‍‌‍​ ‌‍‌‍‌​​‍ ‌‌‍​‌‌‍​‍‌‍​ ​ ​‍​‍ ‌​ ​‍‌‍‌​​ ​‌‌‍​‌​ ​‍​ ​‌​ ​​​ ‌ ​ ‌‍‌‍‌‍‌‍​‌​ ​‍​ ‍ ‌ ‌​‌ ‍‌‌ ​​‌‍‌‌​ ‌‌‍ ‍‌‍‌‌‌ ‌ ‌ ​ ​ ‍ ‌ ​​‌‍​‌‌ ‌​‌‍‍​​ ‌‌‍​ ‌‍ ‌‍ ‍‌ ‌​‌‍‌‌‌‍ ‍‌ ‌​​‍‌‌​ ‌‌‌​​‍‌‌ ‌‍‍ ‌‍‌‌‌ ‍‌​‍‌‌​ ​ ‌​‌​​‍‌‌​ ​ ‌​‌​​‍‌‌​ ​‍​ ​‍​ ‌‍‌‍​‌​ ​ ​ ‍‌​ ‌​‌‍​‌‌‍‌‍​ ‌​‌‍​‌​ ​ ‌‍‌‍​ ‌ ​‍‌‌​ ​‍​ ​‍​‍‌‌​ ‌‌‌​‌​​‍ ‍‌‍​ ‌‍‍​‌‍‍‌‌‍ ​‌‍‌​‌ ​‍‌‍‌‌‌‍ ‍​‍‌‌​ ‌‌‌​​‍‌‌ ‌‍‍ ‌‍‌‌‌ ‍‌​‍‌‌​ ​ ‌​‌​​‍‌‌​ ​ ‌​‌​​‍‌‌​ ​‍​ ​‍​ ‍‌​ ​‍​ ​ ​ ‍​​ ‍‌‌‍‌​‌‍‌‌​ ​​‌‍​‌‌‍​‍​ ​​‌‍​ ​‍‌‌​ ​‍​ ​‍​‍‌‌​ ‌‌‌​‌​​‍ ‍‌ ‌​‌‍‌‌‌ ‍​‌ ‌​​ ‌‍​‍‌‍​‌‌ ​ ‌‍‌‌‌‌‌‌‌ ​‍‌‍ ​​ ‌‌‍‍​‌ ‌​‌ ‌​‌ ​​​‍‌‌​ ​ ‌​​‌​‍‌‌​ ​‍‌​‌‍​‍‌‌​ ​‍‌​‌‍‌‍ ​‌‍ ‌‍​ ‌‍​‌‌‍ ​‌‍‍​‌‍ ‌ ​ ‌ ‌​​‍‌‌​ ​ ‌​​‌​ ​ ​ ​ ​ ​ ​ ​ ​‍‌‍‌‍‍‌‌‍‌​​ ‌‌‍‌‌​ ‌‌‌‍‌‍‌‍‌​‌‍​‍‌‍​‌​ ‌‌​ ‍‌​‍ ‌​ ​‍‌‍​‍​ ​​​ ​​​‍ ‌​ ‌​‌‍‌‍​ ‌‍‌‍‌​​‍ ‌‌‍​‌‌‍​‍‌‍​ ​ ​‍​‍ ‌​ ​‍‌‍‌​​ ​‌‌‍​‌​ ​‍​ ​‌​ ​​​ ‌ ​ ‌‍‌‍‌‍‌‍​‌​ ​‍​‍‌‍‌ ‌​‌ ‍‌‌ ​​‌‍‌‌​ ‌‌‍ ‍‌‍‌‌‌ ‌ ‌ ​ ​‍‌‍‌ ​​‌‍​‌‌ ‌​‌‍‍​​ ‌‌‍​ ‌‍ ‌‍ ‍‌ ‌​‌‍‌‌‌‍ ‍‌ ‌​​‍‌‌​ ‌‌‌​​‍‌‌ ‌‍‍ ‌‍‌‌‌ ‍‌​‍‌‌​ ​ ‌​‌​​‍‌‌​ ​ ‌​‌​​‍‌‌​ ​‍​ ​‍​ ‌‍‌‍​‌​ ​ ​ ‍‌​ ‌​‌‍​‌‌‍‌‍​ ‌​‌‍​‌​ ​ ‌‍‌‍​ ‌ ​‍‌‌​ ​‍​ ​‍​‍‌‌​ ‌‌‌​‌​​‍ ‍‌‍​ ‌‍‍​‌‍‍‌‌‍ ​‌‍‌​‌ ​‍‌‍‌‌‌‍ ‍​‍‌‌​ ‌‌‌​​‍‌‌ ‌‍‍ ‌‍‌‌‌ ‍‌​‍‌‌​ ​ ‌​‌​​‍‌‌​ ​ ‌​‌​​‍‌‌​ ​‍​ ​‍​ ‍‌​ ​‍​ ​ ​ ‍​​ ‍‌‌‍‌​‌‍‌‌​ ​​‌‍​‌‌‍​‍​ ​​‌‍​ ​‍‌‌​ ​‍​ ​‍​‍‌‌​ ‌‌‌​‌​​‍ ‍‌ ‌​‌‍‌‌‌ ‍​‌ ‌​​‍‌‍‌ ​​‌‍‌‌‌ ​‍‌ ​ ‌ ​​‌‍‌‌‌‍​ ‌ ‌​‌‍‍‌‌ ‌‍‌‍‌‌​ ‌‌ ​​‌ ‌‌‌‍​‍‌‍ ​‌‍‍‌‌ ​ ‌‍‍​‌‍‌‌‌‍‌​​‍​‍‌ ‌